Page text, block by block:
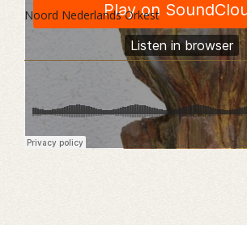
Noord Nederlands Orkest